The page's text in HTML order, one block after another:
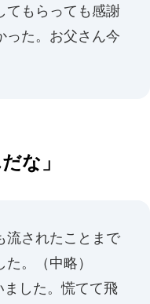
てもらっても感謝
った。お父さん今
な」
流されたことまで
。（中略）
した。慌てて飛